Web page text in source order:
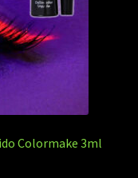
Colormake 3ml